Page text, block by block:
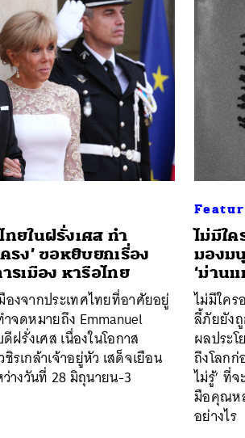
ทยในฝรั่งเศส ทำ
รง’ ขอหยิบยกเรื่อง
รเมือง หารือไทย
งจากประเทศไทยที่อาศัยอยู่
จดหมายถึง Emmanuel
ฝรั่งเศส เนื่องในโอกาส
รเกล้าเจ้าอยู่หัว เสด็จเยือน
างวันที่ 28 มิถุนายน-3
ไม่มีใ
มองม
‘ม่านแ
ไม่มีใค
ลี้ภัยยัง
ผลประ
ถึงโลก
ไม่รู้’ ที่
มือคุณห
อย่างไร